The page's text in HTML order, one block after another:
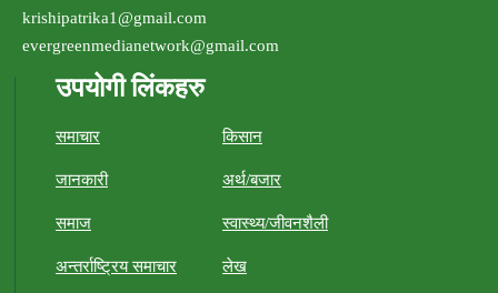
krishipatrika1@gmail.com
evergreenmedianetwork@gmail.com
उपयोगी लिंकहरु
समाचार किसान
जानकारी अर्थ/बजार
समाज स्वास्थ्य/जीवनशैली
अन्तर्राष्ट्रिय समाचार लेख